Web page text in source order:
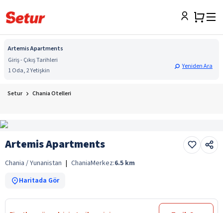
Artemis Apartments
Giriş - Çıkış Tarihleri
1 Oda, 2 Yetişkin
Yeniden Ara
Setur Chania Otelleri
Artemis Apartments
Chania / Yunanistan | ChaniaMerkez:6.5 km
Haritada Gör